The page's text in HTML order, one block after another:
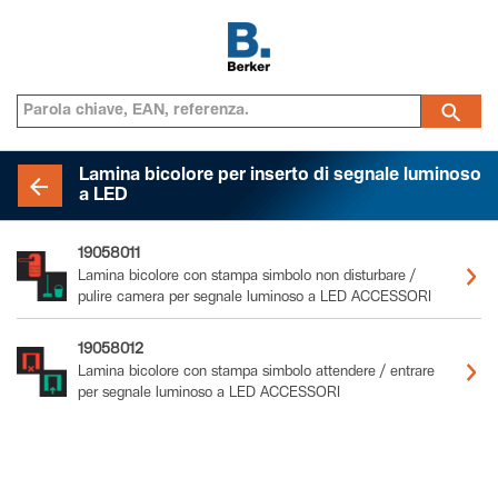
Lamina bicolore per inserto di segnale luminoso
a LED
19058011
Lamina bicolore con stampa simbolo non disturbare /
pulire camera per segnale luminoso a LED ACCESSORI
19058012
Lamina bicolore con stampa simbolo attendere / entrare
per segnale luminoso a LED ACCESSORI